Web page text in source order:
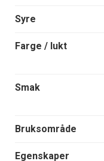
Syre
Farge / lukt
Smak
Bruksområde
Egenskaper